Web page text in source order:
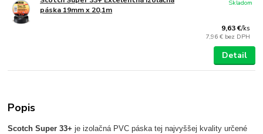
páska 19mm x 20,1m
9,63 €/ks
7,96 € bez DPH
Skladom
Detail
Popis
Scotch Super 33+ je izolačná PVC páska tej najvyššej kvality určené